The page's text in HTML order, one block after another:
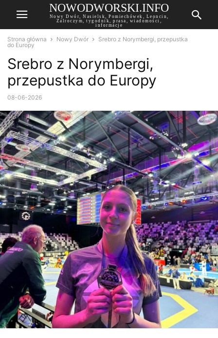
NOWODWORSKI.INFO
Nowy Dwór, Nasielsk, Pomiechówek, Leoncin,
Zalroczym, tygodnik, prasa, wiadomości,
informacje
Strona główna Nowy Dwór
Srebro z Norymbergi, przepustka
do Europy
Srebro z Norymbergi,
przepustka do Europy
08-06-2026